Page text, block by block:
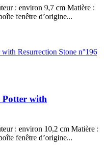
: environ 9,7 cm Matière :
fenêtre d’origine...
with
: environ 10,2 cm Matière :
fenêtre d’origine...